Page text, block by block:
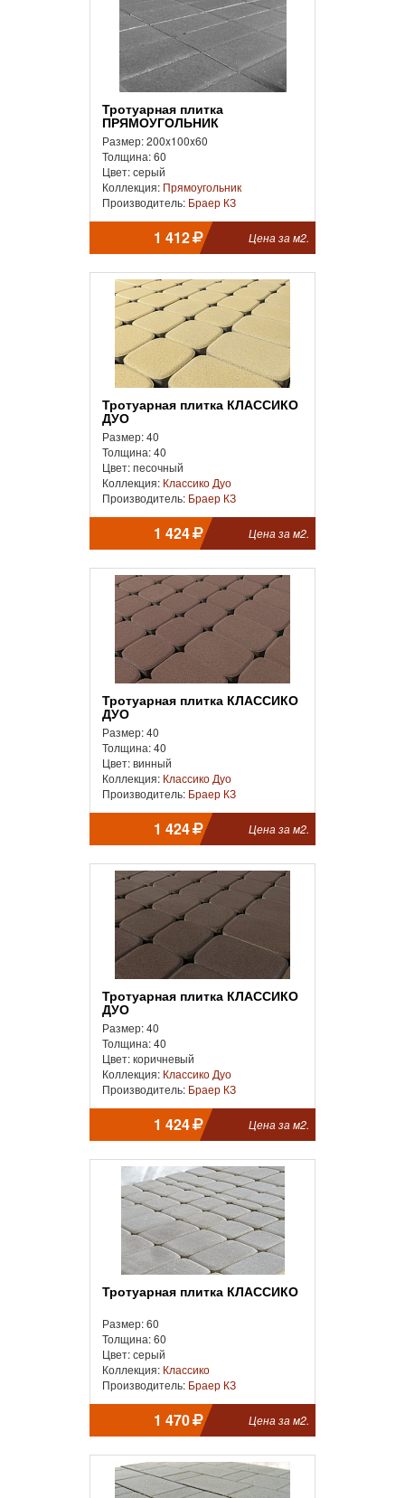
Тротуарная плитка
ПРЯМОУГОЛЬНИК
Размер: 200x100x60
Толщина: 60
Цвет: серый
Коллекция: Прямоугольник
Производитель: Браер КЗ
1 412 Цена за м2.
Тротуарная плитка КЛАССИКО
ДУО
Размер: 40
Толщина: 40
Цвет: песочный
Коллекция: Классико Дуо
Производитель: Браер КЗ
1 424 Цена за м2.
Тротуарная плитка КЛАССИКО
ДУО
Размер: 40
Толщина: 40
Цвет: винный
Коллекция: Классико Дуо
Производитель: Браер КЗ
1 424 Цена за м2.
Тротуарная плитка КЛАССИКО
ДУО
Размер: 40
Толщина: 40
Цвет: коричневый
Коллекция: Классико Дуо
Производитель: Браер КЗ
1 424 Цена за м2.
Тротуарная плитка КЛАССИКО
Размер: 60
Толщина: 60
Цвет: серый
Коллекция: Классико
Производитель: Браер КЗ
1 470 Цена за м2.